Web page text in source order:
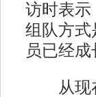
访时表示
组队方式
员已经
从现在